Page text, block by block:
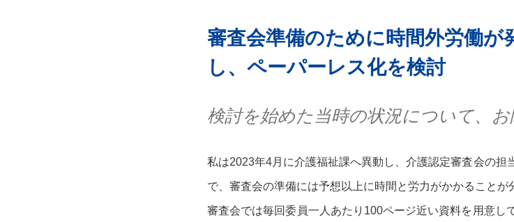
審査会準備のために時間外労働が
し、ペーパーレス化を検討
検討を始めた当時の状況について、お
私は2023年4月に介護福祉課へ異動し、介護認定審査会の担
で、審査会の準備には予想以上に時間と労力がかかることが
審査会では毎回委員一人あたり100ページ近い資料を用意し